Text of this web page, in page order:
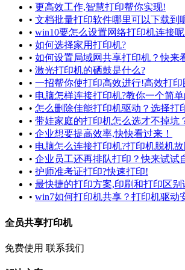
• 更高效工作,智慧打印帮你实现!
• 文档批量打印软件哪里可以下载到
• win10要怎么设置网络打印机连接
• 如何选择家用打印机?
• 如何设置局域网共享打印机？快来
• 激光打印机的硒鼓是什么?
• 一招帮你使打印高效进行!高效打
• 电脑怎样连接打印机?教你一个简
• 怎么删除佳能打印机驱动？选择打
• 带娃家庭的打印机怎么选才不掉坑
• 企业想要提高效率,快快看过来！
• 电脑怎么连接打印机?打印机脱机
• 企业员工还再排队打印？快来试试
• 护师准考证打印?快速打印!
• 最快捷的打印方案,印刷和打印区别
• win7如何打印机共享？打印机驱动
全员共享打印机
免费使用 联系我们